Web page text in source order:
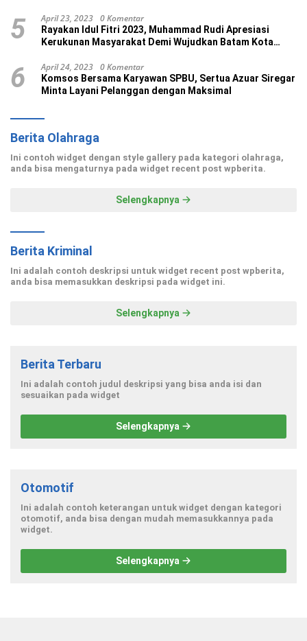
5 April 23, 2023 0 Komentar
Rayakan Idul Fitri 2023, Muhammad Rudi Apresiasi
Kerukunan Masyarakat Demi Wujudkan Batam Kota
6 April 24, 2023 0 Komentar
Komsos Bersama Karyawan SPBU, Sertua Azuar Siregar
Minta Layani Pelanggan dengan Maksimal
Berita Olahraga
Ini contoh widget dengan style gallery pada kategori olahraga,
anda bisa mengaturnya pada widget recent post wpberita.
Selengkapnya
Berita Kriminal
Ini adalah contoh deskripsi untuk widget recent post wpberita,
anda bisa memasukkan deskripsi pada widget ini.
Selengkapnya
Berita Terbaru
Ini adalah contoh judul deskripsi yang bisa anda isi dan
sesuaikan pada widget
Selengkapnya
Otomotif
Ini adalah contoh keterangan untuk widget dengan kategori
otomotif, anda bisa dengan mudah memasukkannya pada
widget.
Selengkapnya